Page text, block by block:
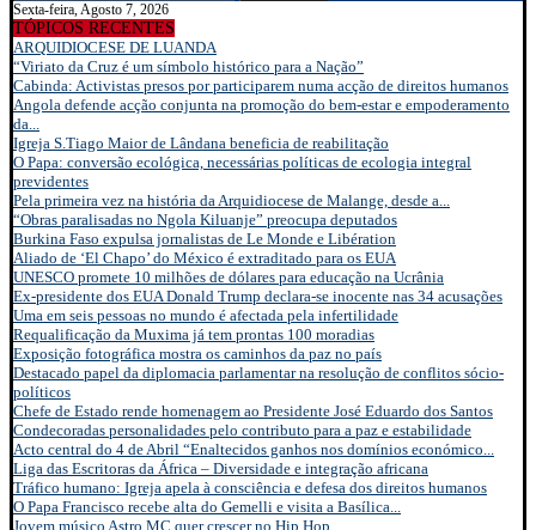
Sexta-feira, Agosto 7, 2026
TÓPICOS RECENTES
ARQUIDIOCESE DE LUANDA
“Viriato da Cruz é um símbolo histórico para a Nação”
Cabinda: Activistas presos por participarem numa acção de direitos humanos
Angola defende acção conjunta na promoção do bem-estar e empoderamento
da...
Igreja S.Tiago Maior de Lândana beneficia de reabilitação
O Papa: conversão ecológica, necessárias políticas de ecologia integral
previdentes
Pela primeira vez na história da Arquidiocese de Malange, desde a...
“Obras paralisadas no Ngola Kiluanje” preocupa deputados
Burkina Faso expulsa jornalistas de Le Monde e Libération
Aliado de ‘El Chapo’ do México é extraditado para os EUA
UNESCO promete 10 milhões de dólares para educação na Ucrânia
Ex-presidente dos EUA Donald Trump declara-se inocente nas 34 acusações
Uma em seis pessoas no mundo é afectada pela infertilidade
Requalificação da Muxima já tem prontas 100 moradias
Exposição fotográfica mostra os caminhos da paz no país
Destacado papel da diplomacia parlamentar na resolução de conflitos sócio-
políticos
Chefe de Estado rende homenagem ao Presidente José Eduardo dos Santos
Condecoradas personalidades pelo contributo para a paz e estabilidade
Acto central do 4 de Abril “Enaltecidos ganhos nos domínios económico...
Liga das Escritoras da África – Diversidade e integração africana
Tráfico humano: Igreja apela à consciência e defesa dos direitos humanos
O Papa Francisco recebe alta do Gemelli e visita a Basílica...
Jovem músico Astro MC quer crescer no Hip Hop